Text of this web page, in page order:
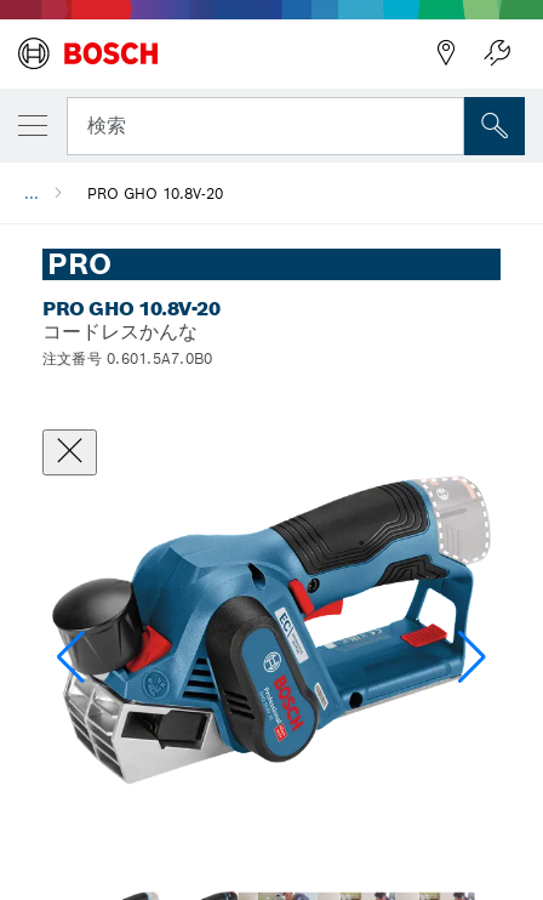
検索
... PRO GHO 10.8V-20
PRO
PRO GHO 10.8V-20
コードレスかんな
注文番号 0.601.5A7.0B0